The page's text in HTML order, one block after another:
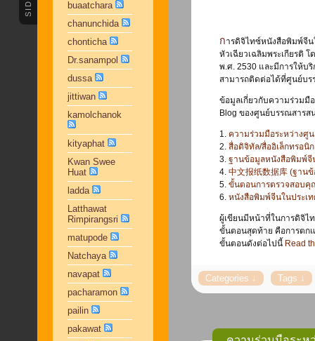
buaatchara
chanunchida
chonticha
Dr.sanampol
dussa
jittiwan
kamolchanok
kityaphat
Kwan Swee
Huat
ladda
Latthawat
Rimpirangsri
matupode
Natchaya
navapat
pacharamon
pailin
pakawat
การดิจิไทซ์หนังสือพิมพ์จีนในประเทศไทย เป็นความร่วมมือระหว่างสำนักหอสมุดแห่งชาติ กับมหาวิทยาลัย
หัวเฉียวเฉลิมพระเกียรติ
พ.ศ. 2530 และมีการให้บ
สามารถติดต่อได้ที่ศูนย์บร
ข้อมูลเกี่ยวกับความร่วมมื
Blog ของศูนย์บรรณสารส
1. ความร่วมมือระหว่างศู
2. สื่อดิจิทัล/สื่ออิเล็กทรอนิ
3. ฐานข้อมูลหนังสือพิมพ์จี
4. 中文报纸数据库 (ฐาน
5. ขั้นตอนการตรวจสอบคุ
6. หนังสือพิมพ์จีนในประเ
ผู้เขียนมีหน้าที่ในการดิจิไ
ขั้นตอนสุดท้าย คือการตก
ขั้นตอนดังต่อไปนี้ Read